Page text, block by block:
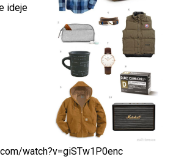
ideje
watch?v=giSTw1P0enc